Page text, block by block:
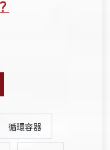
循環容器